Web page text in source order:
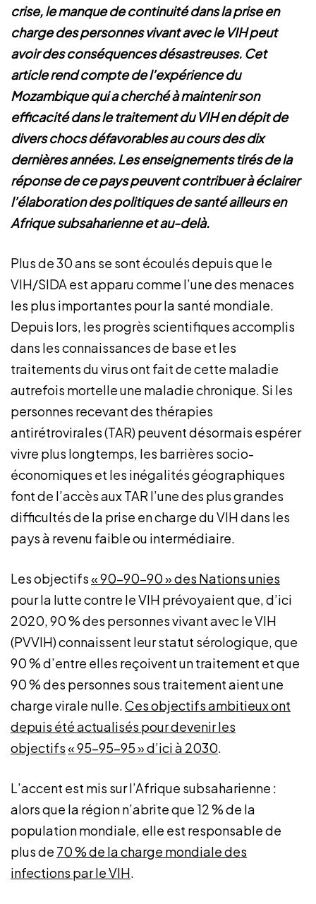
crise, le manque de continuité dans la prise en
charge des personnes vivant avec le VIH peut
avoir des conséquences désastreuses. Cet
article rend compte de l’expérience du
Mozambique qui a cherché à maintenir son
efficacité dans le traitement du VIH en dépit de
divers chocs défavorables au cours des dix
dernières années. Les enseignements tirés de la
réponse de ce pays peuvent contribuer à éclairer
l’élaboration des politiques de santé ailleurs en
Afrique subsaharienne et au-delà.
Plus de 30 ans se sont écoulés depuis que le
VIH/SIDA est apparu comme l’une des menaces
les plus importantes pour la santé mondiale.
Depuis lors, les progrès scientifiques accomplis
dans les connaissances de base et les
traitements du virus ont fait de cette maladie
autrefois mortelle une maladie chronique. Si les
personnes recevant des thérapies
antirétrovirales (TAR) peuvent désormais espérer
vivre plus longtemps, les barrières socio-
économiques et les inégalités géographiques
font de l’accès aux TAR l’une des plus grandes
difficultés de la prise en charge du VIH dans les
pays à revenu faible ou intermédiaire.
Les objectifs« 90-90-90 » des Nations unies
pour la lutte contre le VIH prévoyaient que, d’ici
2020, 90 % des personnes vivant avec le VIH
(PVVIH) connaissent leur statut sérologique, que
90 % d’entre elles reçoivent un traitement et que
90 % des personnes sous traitement aient une
charge virale nulle.Ces objectifs ambitieuxont
depuis été actualisés pour devenir les
objectifs« 95-95-95 » d’ici à 2030.
L’accent est mis sur l’Afrique subsaharienne :
alors que la région n’abrite que 12 % de la
population mondiale, elle est responsable de
plus de 70 % de la charge mondiale des
infections par le VIH.